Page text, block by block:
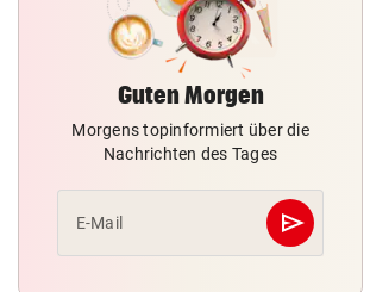
Guten Morgen
Morgens topinformiert über die
Nachrichten des Tages
E-Mail send
Abschicken